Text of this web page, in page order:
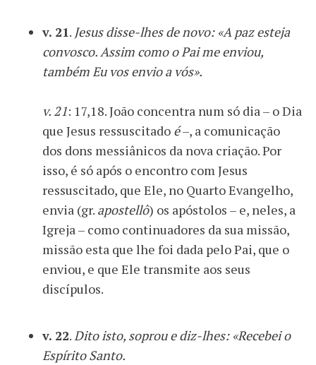
v. 21. Jesus disse-lhes de novo: «A paz esteja
convosco. Assim como o Pai me enviou,
também Eu vos envio a vós».
v. 21: 17,18. João concentra num só dia – o Dia
que Jesus ressuscitado é–, a comunicação
dos dons messiânicos da nova criação. Por
isso, é só após o encontro com Jesus
ressuscitado, que Ele, no Quarto Evangelho,
envia (gr. apostellô) os apóstolos – e, neles, a
Igreja – como continuadores da sua missão,
missão esta que lhe foi dada pelo Pai, que o
enviou, e que Ele transmite aos seus
discípulos.
v. 22.Dito isto, soprou e diz-lhes: «Recebei o
Espírito Santo.